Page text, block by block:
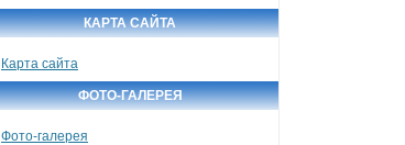
КАРТА САЙТА
Карта сайта
ФОТО-ГАЛЕРЕЯ
Фото-галерея